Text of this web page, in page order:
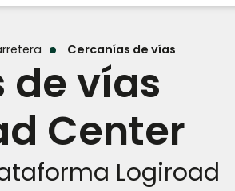
de vías
Cercanías de vías
de vías
Center
Logiroad